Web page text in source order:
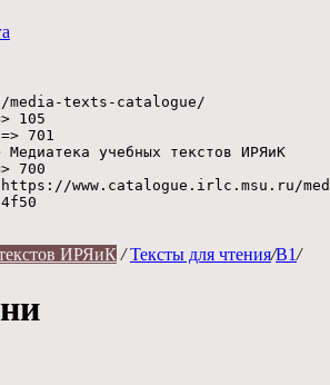
media-texts-catalogue/
105
701
Медиатека учебных текстов ИРЯиК
700
www.catalogue.irlc.msu.ru/
ИРЯиК / Тексты для чтения/B1/